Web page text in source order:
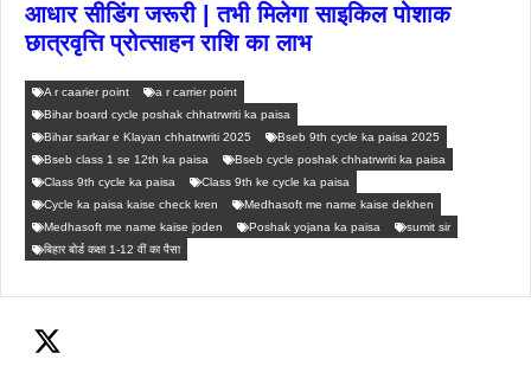
आधार सीडिंग जरूरी | तभी मिलेगा साइकिल पोशाक
छात्रवृत्ति प्रोत्साहन राशि का लाभ
A r caarier point
a r carrier point
Bihar board cycle poshak chhatrwriti ka paisa
Bihar sarkar e Klayan chhatrwriti 2025
Bseb 9th cycle ka paisa 2025
Bseb class 1 se 12th ka paisa
Bseb cycle poshak chhatrwriti ka paisa
Class 9th cycle ka paisa
Class 9th ke cycle ka paisa
Cycle ka paisa kaise check kren
Medhasoft me name kaise dekhen
Medhasoft me name kaise joden
Poshak yojana ka paisa
sumit sir
बिहार बोर्ड कक्षा 1-12 वीं का पैसा